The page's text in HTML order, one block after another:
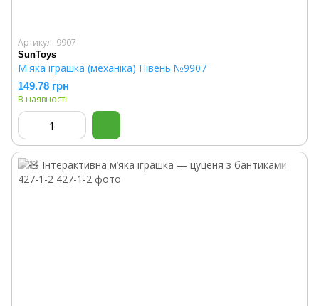
Артикул: 9907
SunToys
М'яка іграшка (механіка) Півень №9907
149.78 грн
В наявності